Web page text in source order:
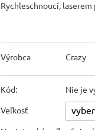
Rychleschnoucí,
Výrobca Crazy
Kód: Nie je
Veľkosť